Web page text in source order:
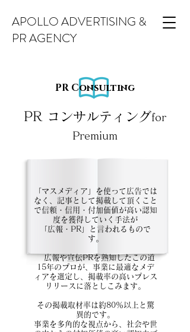
APOLLO ADVERTISING &
PR AGENCY
PR Consulting
PR コンサルティングfor
Premium
「マスメディア」を使って広告では
なく、記事として掲載して頂くこと
で信頼・信用・付加価値が高い認知
度を獲得していく手法が
「広報・PR」と言われるもので
す。
広報や宣伝PRを熟知したこの道
15年のプロが、事業に最適なメデ
ィアを選定し、掲載率の高いプレス
リリースに落としこみます。
その掲載取材率は約80％以上と驚
異的です。
事業を多角的な視点から、社会や世